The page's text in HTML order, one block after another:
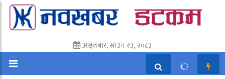
आइतबार, साउन २३, २०८३